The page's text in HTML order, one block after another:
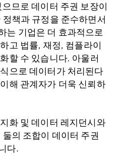
므로 데이터 주권 보장이
책과 규정을 준수하면서
는 기업은 더 효과적으로
고 법률, 재정, 컴플라이
할 수 있습니다. 아울러
으로 데이터가 처리된다
해 관계자가 더욱 신뢰하
화 및 데이터 레지던시와
의 조합이 데이터 주권
다.